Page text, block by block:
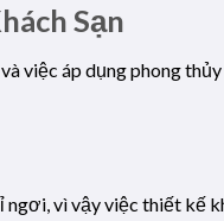
Sạn
việc áp dụng phong
ngơi, vì vậy việc thiết kế